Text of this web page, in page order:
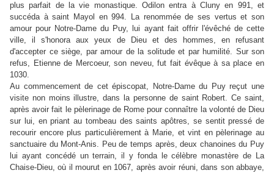
plus parfait de la vie monastique. Odilon entra à Cluny en 991, et
succéda à saint Mayol en 994. La renommée de ses vertus et son
amour pour Notre-Dame du Puy, lui ayant fait offrir l'évêché de cette
ville, il s'honora aux yeux de Dieu et des hommes, en refusant
d'accepter ce siège, par amour de la solitude et par humilité. Sur son
refus, Etienne de Mercoeur, son neveu, fut fait évêque à sa place en
1030.
Au commencement de cet épiscopat, Notre-Dame du Puy reçut une
visite non moins illustre, dans la personne de saint Robert. Ce saint,
après avoir fait le pèlerinage de Rome pour connaître la volonté de Dieu
sur lui, en priant au tombeau des saints apôtres, se sentit pressé de
recourir encore plus particulièrement à Marie, et vint en pèlerinage au
sanctuaire du Mont-Anis. Peu de temps après, deux chanoines du Puy
lui ayant concédé un terrain, il y fonda le célèbre monastère de La
Chaise-Dieu, où il mourut en 1067, après avoir réuni, dans son abbaye,